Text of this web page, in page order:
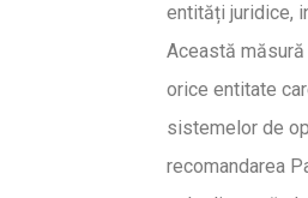
entități juridice,
Această
orice entitate
sistemelor de
recomandarea